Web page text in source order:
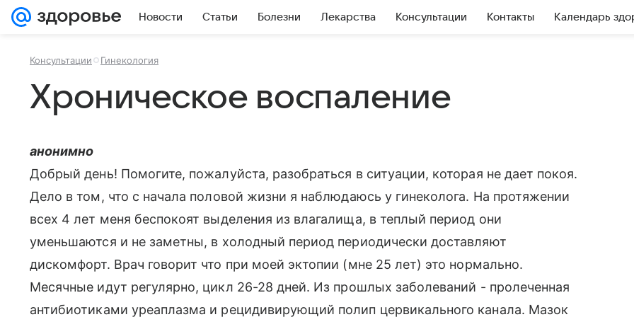
Новости Статьи Болезни Лекарства Консультации Контакты Календарь
Консультации Гинекология
Хроническое воспаление
анонимно
Добрый день! Помогите, пожалуйста, разобраться в ситуации, которая не дает покоя.
Дело в том, что с начала половой жизни я наблюдаюсь у гинеколога. На протяжении
всех 4 лет меня беспокоят выделения из влагалища, в теплый период они
уменьшаются и не заметны, в холодный период периодически доставляют
дискомфорт. Врач говорит что при моей эктопии (мне 25 лет) это нормально.
Месячные идут регулярно, цикл 26-28 дней. Из прошлых заболеваний - пролеченная
антибиотиками уреаплазма и рецидивирующий полип цервикального канала. Мазок